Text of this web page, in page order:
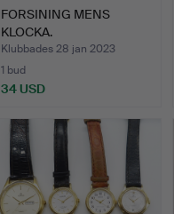
FORSINING MENS
KLOCKA.
Klubbades 28 jan 2023
1 bud
34 USD